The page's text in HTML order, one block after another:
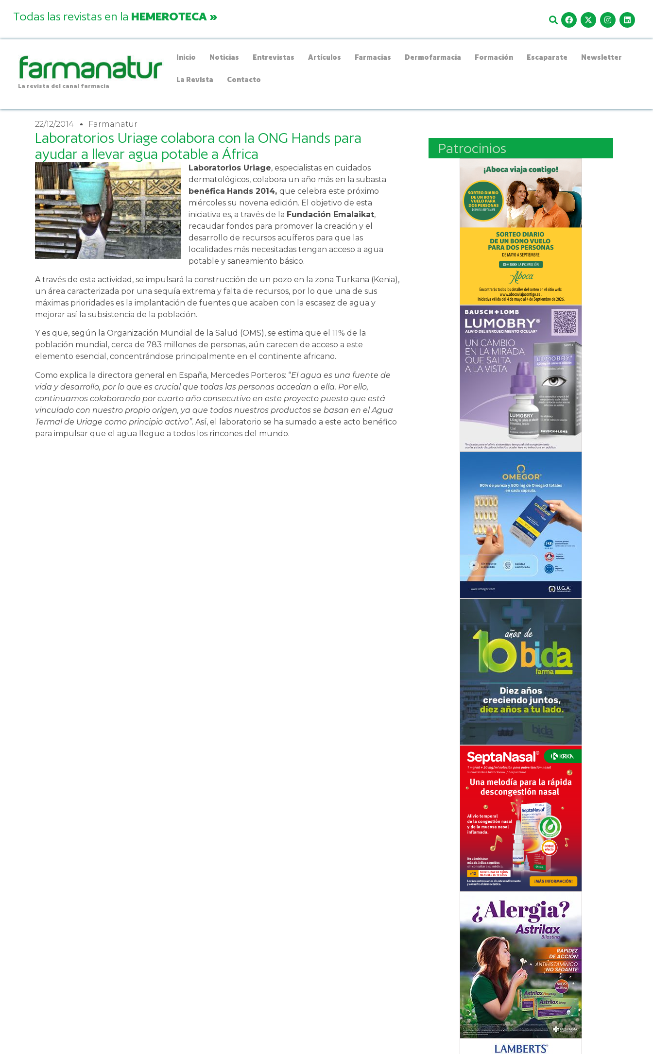
Todas las revistas en la HEMEROTECA »
La revista del canal farmacia
Inicio Noticias Entrevistas Artículos Farmacias Dermofarmacia Formación Escaparate Newsletter
La Revista Contacto
22/12/2014 Farmanatur
Laboratorios Uriage colabora con la ONG Hands para
ayudar a llevar agua potable a África
Laboratorios Uriage, especialistas en cuidados
dermatológicos, colabora un año más en la subasta
benéfica Hands 2014, que celebra este próximo
miércoles su novena edición. El objetivo de esta
iniciativa es, a través de la Fundación Emalaikat,
recaudar fondos para promover la creación y el
desarrollo de recursos acuíferos para que las
localidades más necesitadas tengan acceso a agua
potable y saneamiento básico.
A través de esta actividad, se impulsará la construcción de un pozo en la zona Turkana (Kenia),
un área caracterizada por una sequía extrema y falta de recursos, por lo que una de sus
máximas prioridades es la implantación de fuentes que acaben con la escasez de agua y
mejorar así la subsistencia de la población.
Y es que, según la Organización Mundial de la Salud (OMS), se estima que el 11% de la
población mundial, cerca de 783 millones de personas, aún carecen de acceso a este
elemento esencial, concentrándose principalmente en el continente africano.
Como explica la directora general en España, Mercedes Porteros: “El agua es una fuente de
vida y desarrollo, por lo que es crucial que todas las personas accedan a ella. Por ello,
continuamos colaborando por cuarto año consecutivo en este proyecto puesto que está
vinculado con nuestro propio origen, ya que todos nuestros productos se basan en el Agua
Termal de Uriage como principio activo”. Así, el laboratorio se ha sumado a este acto benéfico
para impulsar que el agua llegue a todos los rincones del mundo.
Patrocinios